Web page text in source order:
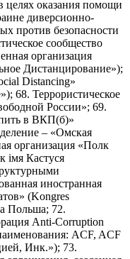
целях оказания помощи
диверсионно-
против безопасности
сообщество
организация
Дистанцирование»);
Distancing»
68. Террористическое
России»; 69.
в ВКП(б)»
– «Омская
организация «Полк
iмя Кастуся
иностранная
(Kongres
Польша; 72.
Anti-Corruption
ACF, ACF
Инк.»); 73.